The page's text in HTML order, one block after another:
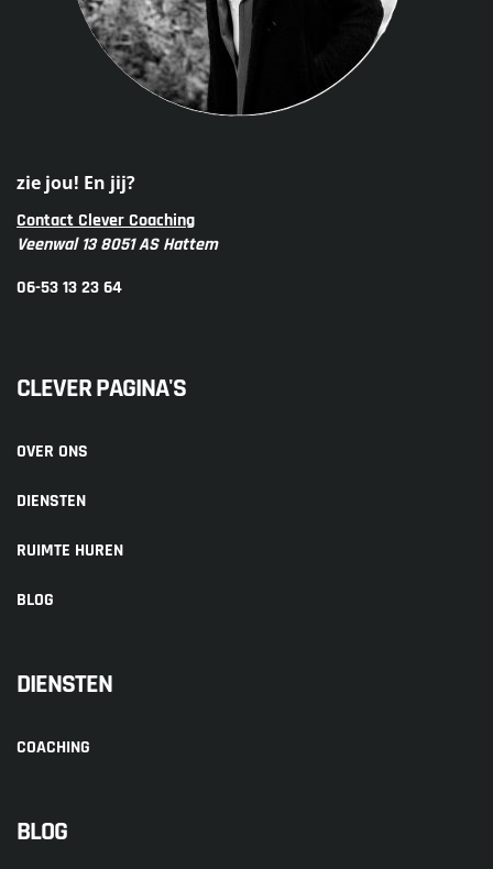
zie jou! En jij?
Contact Clever Coaching
Veenwal 13 8051 AS Hattem
06-53 13 23 64
CLEVER PAGINA'S
OVER ONS
DIENSTEN
RUIMTE HUREN
BLOG
DIENSTEN
COACHING
BLOG